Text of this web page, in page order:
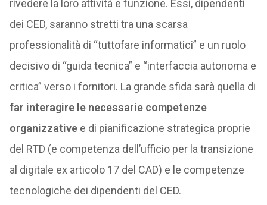
rivedere la loro attività e funzione. Essi, dipendenti
dei CED, saranno stretti tra una scarsa
professionalità di “tuttofare informatici” e un ruolo
decisivo di “guida tecnica” e “interfaccia autonoma e
critica” verso i fornitori. La grande sfida sarà quella di
far interagire le necessarie competenze
organizzativee di pianificazione strategica proprie
del RTD (e competenza dell’ufficio per la transizione
al digitale ex articolo 17 del CAD) e le competenze
tecnologiche dei dipendenti del CED.